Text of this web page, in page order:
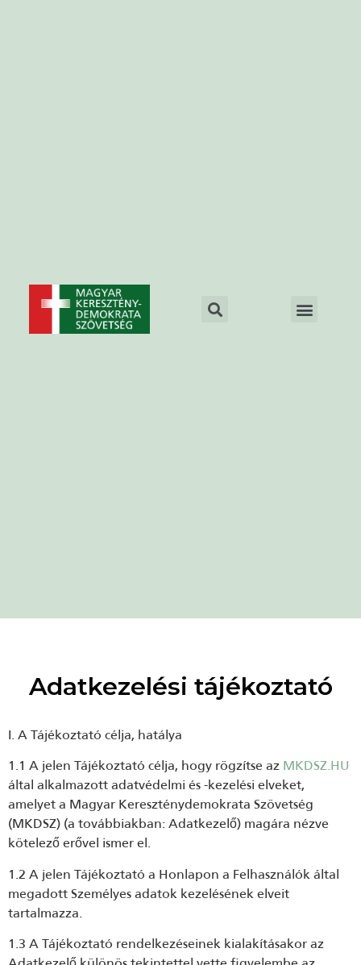
Adatkezelési tájékoztató
I. A Tájékoztató célja, hatálya
1.1 A jelen Tájékoztató célja, hogy rögzítse az MKDSZ.HU
által alkalmazott adatvédelmi és -kezelési elveket,
amelyet a Magyar Kereszténydemokrata Szövetség
(MKDSZ) (a továbbiakban: Adatkezelő) magára nézve
kötelező erővel ismer el.
1.2 A jelen Tájékoztató a Honlapon a Felhasználók által
megadott Személyes adatok kezelésének elveit
tartalmazza.
1.3 A Tájékoztató rendelkezéseinek kialakításakor az